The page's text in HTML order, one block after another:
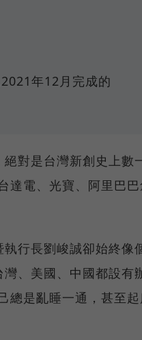
年12月完成的
對是台灣新創史上數
達電、光寶、阿里巴巴
行長劉峻誠卻始終像
、美國、中國都設有
總是亂睡一通，甚至起